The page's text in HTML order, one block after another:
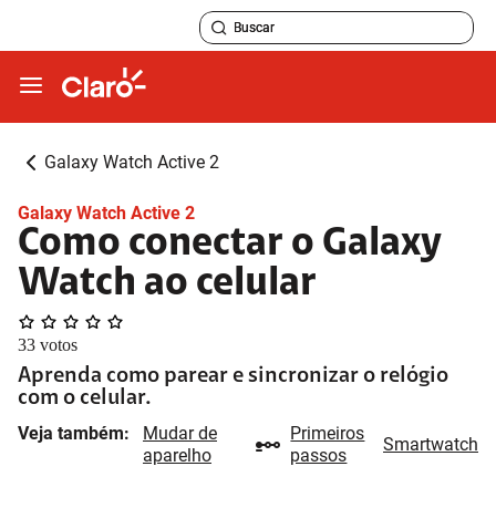
Galaxy Watch Active 2
Galaxy Watch Active 2
Como conectar o Galaxy
Watch ao celular
33 votos
Aprenda como parear e sincronizar o relógio
com o celular.
Veja também:
Mudar de
aparelho
Primeiros
passos
Smartwatch